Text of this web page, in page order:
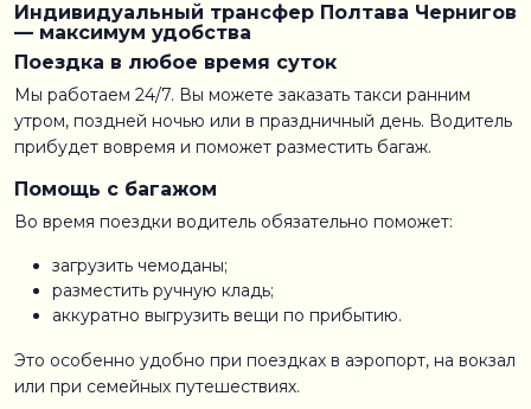
Индивидуальный трансфер Полтава Чернигов
— максимум удобства
Поездка в любое время суток
Мы работаем 24/7. Вы можете заказать такси ранним
утром, поздней ночью или в праздничный день. Водитель
прибудет вовремя и поможет разместить багаж.
Помощь с багажом
Во время поездки водитель обязательно поможет:
загрузить чемоданы;
разместить ручную кладь;
аккуратно выгрузить вещи по прибытию.
Это особенно удобно при поездках в аэропорт, на вокзал
или при семейных путешествиях.